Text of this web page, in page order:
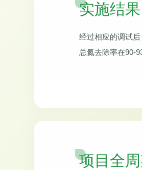
实施结果
经过相应的调试
总氮去除率在90-
项目全